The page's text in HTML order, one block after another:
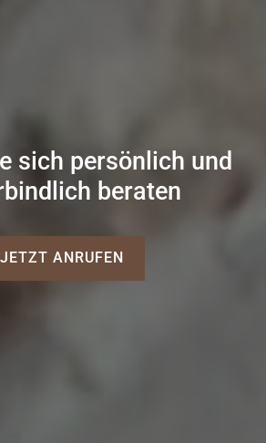
sich persönlich und
beraten
JETZT ANRUFEN